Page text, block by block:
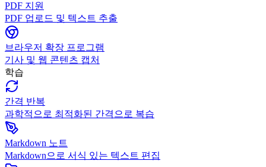
PDF 지원
PDF 업로드 및 텍스트 추출
브라우저 확장 프로그램
기사 및 웹 콘텐츠 캡처
학습
간격 반복
과학적으로 최적화된 간격으로 복습
Markdown 노트
Markdown으로 서식 있는 텍스트 편집